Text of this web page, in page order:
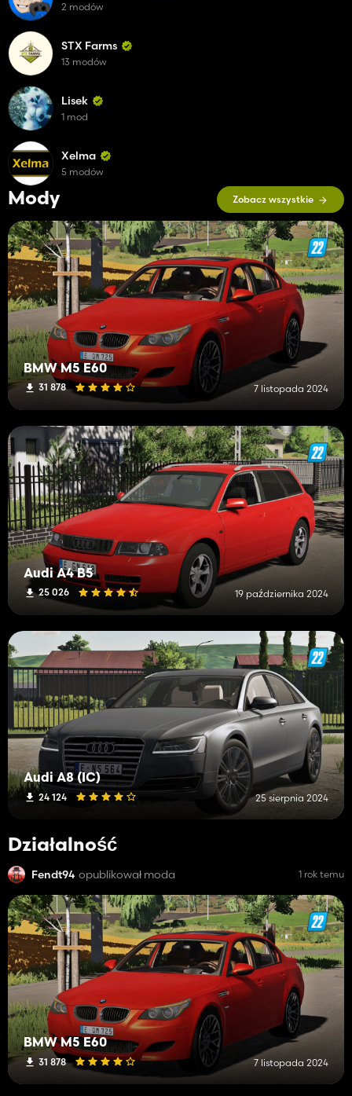
Mody Zobacz wszystkie
BMW M5 E60
31 878 7 listopada 2024
Audi A4 B5
25 026 19 października 2024
Audi A8 (IC)
24 124 25 sierpnia 2024
Działalność
Fendt94 opublikował moda 1 rok temu
BMW M5 E60
31 878 7 listopada 2024
2 modów
STX Farms
13 modów
Lisek
1 mod
Xelma
5 modów